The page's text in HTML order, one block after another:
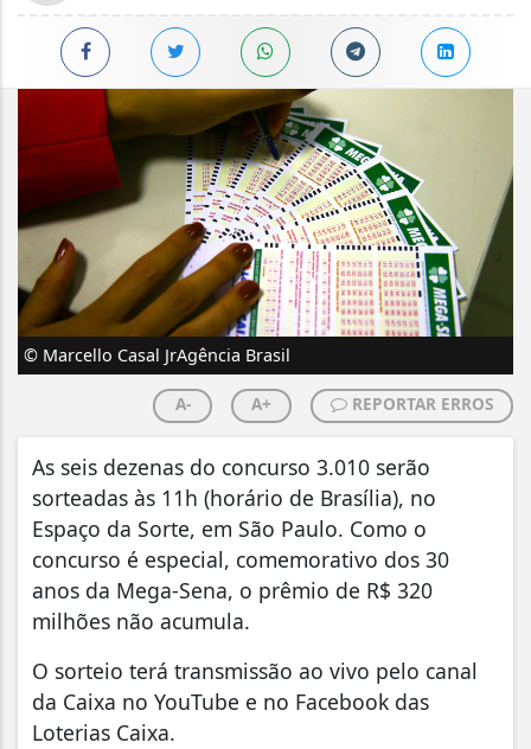
© Marcello Casal JrAgência Brasil
A- A+ REPORTAR ERROS
As seis dezenas do concurso 3.010 serão
sorteadas às 11h (horário de Brasília), no
Espaço da Sorte, em São Paulo. Como o
concurso é especial, comemorativo dos 30
anos da Mega-Sena, o prêmio de R$ 320
milhões não acumula.
O sorteio terá transmissão ao vivo pelo canal
da Caixa no YouTube e no Facebook das
Loterias Caixa.